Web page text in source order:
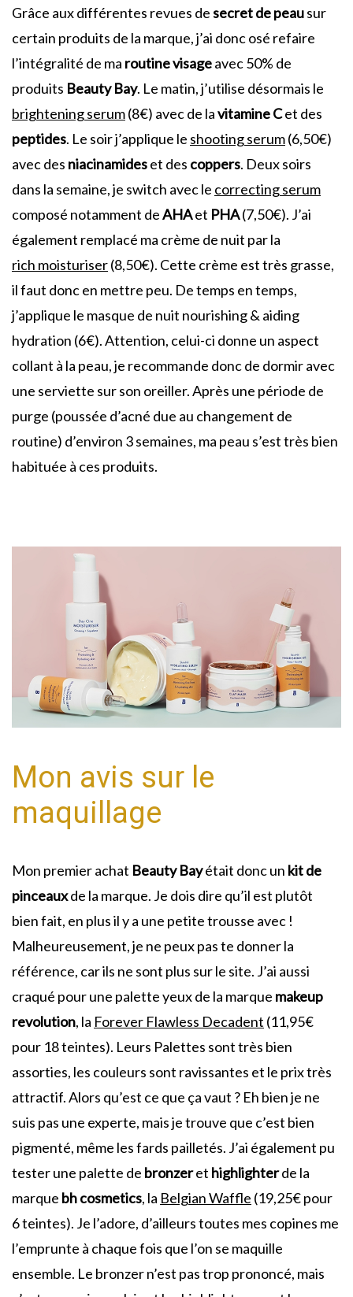
Grâce aux différentes revues desecret de peausur
certain produits de la marque, j’ai donc osé refaire
l’intégralité de ma routine visageavec 50% de
produits Beauty Bay. Le matin, j’utilise désormais le
brightening serum(8€) avec de lavitamine Cet des
peptides. Le soir j’applique le shooting serum(6,50€)
avec des niacinamideset des coppers. Deux soirs
dans la semaine, je switch avec le correcting serum
composé notamment deAHAet PHA(7,50€). J’ai
également remplacé ma crème de nuit par la
rich moisturiser(8,50€). Cette crème est très grasse,
il faut donc en mettre peu. De temps en temps,
j’applique le masque de nuit nourishing & aiding
hydration (6€). Attention, celui-ci donne un aspect
collant à la peau, je recommande donc de dormir avec
une serviette sur son oreiller. Après une période de
purge (poussée d’acné due au changement de
routine) d’environ 3 semaines, ma peau s’est très bien
habituée à ces produits.
Mon avis sur le
maquillage
Mon premier achat Beauty Bayétait donc un kit de
pinceauxde la marque. Je dois dire qu’il est plutôt
bien fait, en plus il y a une petite trousse avec !
Malheureusement, je ne peux pas te donner la
référence, car ils ne sont plus sur le site. J’ai aussi
craqué pour une palette yeux de la marque makeup
revolution, la Forever Flawless Decadent (11,95€
pour 18 teintes). Leurs Palettes sont très bien
assorties, les couleurs sont ravissantes et le prix très
attractif. Alors qu’est ce que ça vaut ? Eh bien je ne
suis pas une experte, mais je trouve que c’est bien
pigmenté, même les fards pailletés. J’ai également pu
tester une palette de bronzeret highlighterde la
marque bh cosmetics, la Belgian Waffle (19,25€ pour
6 teintes). Je l’adore, d’ailleurs toutes mes copines me
l’emprunte à chaque fois que l’on se maquille
ensemble. Le bronzer n’est pas trop prononcé, mais